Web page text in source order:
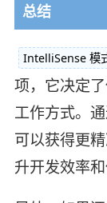
总结
IntelliSense 模
项，它决定
工作方式。
可以获得更
升开发效率和